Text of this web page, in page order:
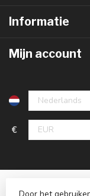
Informatie
Mijn account
€